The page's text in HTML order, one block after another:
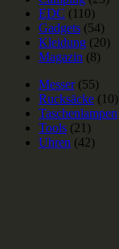
EDC (110)
Gadgets (54)
Kleidung (20)
Magazin (8)
Messer (55)
Rucksäcke (10)
Taschenlampen
Tools (21)
Uhren (42)